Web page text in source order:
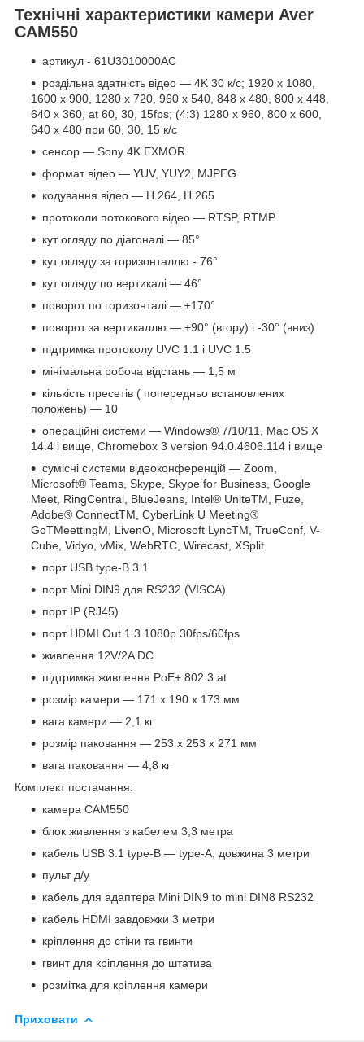
Технічні характеристики камери Aver
CAM550
артикул - 61U3010000AC
роздільна здатність відео — 4K 30 к/с; 1920 x 1080,
1600 x 900, 1280 x 720, 960 x 540, 848 x 480, 800 x 448,
640 x 360, at 60, 30, 15fps; (4:3) 1280 x 960, 800 x 600,
640 x 480 при 60, 30, 15 к/с
сенсор — Sony 4K EXMOR
формат відео — YUV, YUY2, MJPEG
кодування відео — H.264, H.265
протоколи потокового відео — RTSP, RTMP
кут огляду по діагоналі — 85°
кут огляду за горизонталлю - 76°
кут огляду по вертикалі — 46°
поворот по горизонталі — ±170°
поворот за вертикаллю — +90° (вгору) і -30° (вниз)
підтримка протоколу UVC 1.1 і UVC 1.5
мінімальна робоча відстань — 1,5 м
кількість пресетів ( попередньо встановлених
положень) — 10
операційні системи — Windows® 7/10/11, Mac OS X
14.4 і вище, Chromebox 3 version 94.0.4606.114 і вище
сумісні системи відеоконференцій — Zoom,
Microsoft® Teams, Skype, Skype for Business, Google
Meet, RingCentral, BlueJeans, Intel® UniteTM, Fuze,
Adobe® ConnectTM, CyberLink U Meeting®
GoTMeettingM, LivenO, Microsoft LyncTM, TrueConf, V-
Cube, Vidyo, vMix, WebRTC, Wirecast, XSplit
порт USB type-B 3.1
порт Mini DIN9 для RS232 (VISCA)
порт IP (RJ45)
порт HDMI Out 1.3 1080p 30fps/60fps
живлення 12V/2A DC
підтримка живлення PoE+ 802.3 at
розмір камери — 171 x 190 x 173 мм
вага камери — 2,1 кг
розмір паковання — 253 х 253 х 271 мм
вага паковання — 4,8 кг
Комплект постачання:
камера CAM550
блок живлення з кабелем 3,3 метра
кабель USB 3.1 type-B — type-A, довжина 3 метри
пульт д/у
кабель для адаптера Mini DIN9 to mini DIN8 RS232
кабель HDMI завдовжки 3 метри
кріплення до стіни та гвинти
гвинт для кріплення до штатива
розмітка для кріплення камери
Приховати